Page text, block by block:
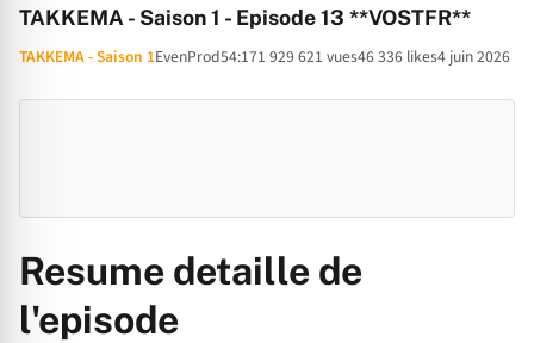
TAKKEMA - Saison 1 - Episode 13 **VOSTFR**
TAKKEMA - Saison 1EvenProd54:171 929 621 vues46 336 likes4 juin 2026
Resume detaille de
l'episode